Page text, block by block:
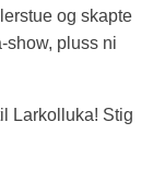
og skapte
show, pluss ni
Larkolluka! Stig